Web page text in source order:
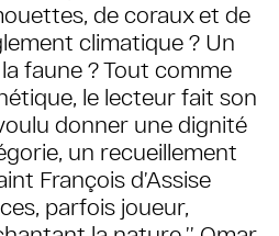
de coraux et de
climatique ? Un
faune ? Tout comme
le lecteur fait son
donner une dignité
un recueillement
François d’Assise
parfois joueur,